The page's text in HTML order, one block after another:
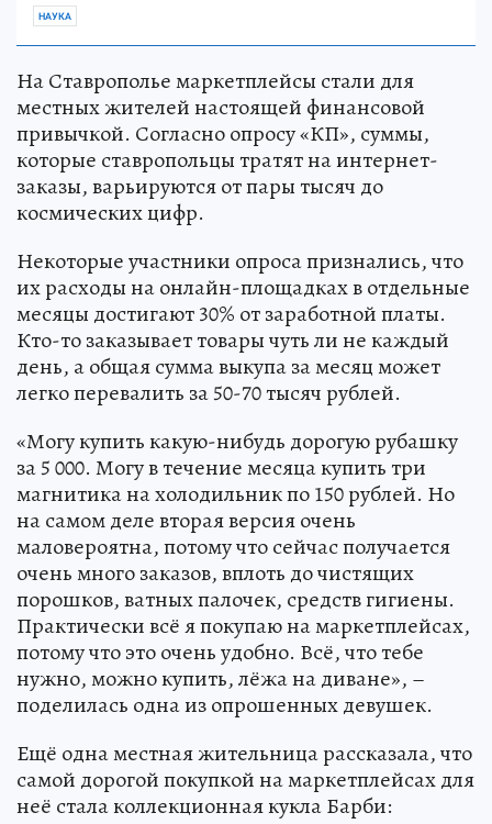
НАУКА
На Ставрополье маркетплейсы стали для
местных жителей настоящей финансовой
привычкой. Согласно опросу «КП», суммы,
которые ставропольцы тратят на интернет-
заказы, варьируются от пары тысяч до
космических цифр.
Некоторые участники опроса признались, что
их расходы на онлайн-площадках в отдельные
месяцы достигают 30% от заработной платы.
Кто-то заказывает товары чуть ли не каждый
день, а общая сумма выкупа за месяц может
легко перевалить за 50-70 тысяч рублей.
«Могу купить какую-нибудь дорогую рубашку
за 5 000. Могу в течение месяца купить три
магнитика на холодильник по 150 рублей. Но
на самом деле вторая версия очень
маловероятна, потому что сейчас получается
очень много заказов, вплоть до чистящих
порошков, ватных палочек, средств гигиены.
Практически всё я покупаю на маркетплейсах,
потому что это очень удобно. Всё, что тебе
нужно, можно купить, лёжа на диване», –
поделилась одна из опрошенных девушек.
Ещё одна местная жительница рассказала, что
самой дорогой покупкой на маркетплейсах для
неё стала коллекционная кукла Барби: